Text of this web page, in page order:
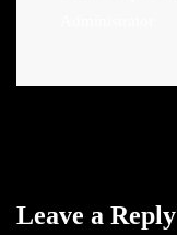
Leave a Reply